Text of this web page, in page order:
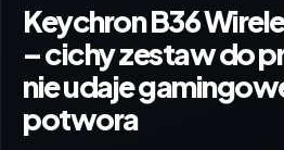
Keychron B36
– cichy zestaw do
nie udaje
potwora